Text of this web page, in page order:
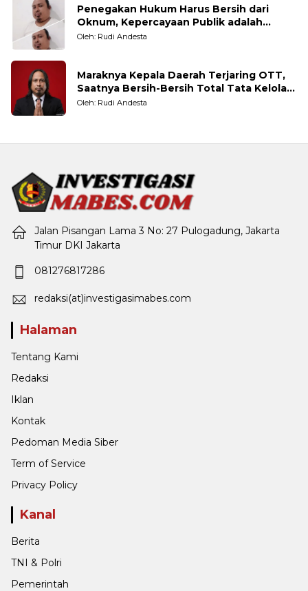
Penegakan Hukum Harus Bersih dari
Oknum, Kepercayaan Publik adalah
Taruhannya
Oleh: Rudi Andesta
Maraknya Kepala Daerah Terjaring OTT,
Saatnya Bersih-Bersih Total Tata Kelola
Pemerintahan
Oleh: Rudi Andesta
Jalan Pisangan Lama 3 No: 27 Pulogadung, Jakarta
Timur DKI Jakarta
081276817286
redaksi(at)investigasimabes.com
Halaman
Tentang Kami
Redaksi
Iklan
Kontak
Pedoman Media Siber
Term of Service
Privacy Policy
Kanal
Berita
TNI & Polri
Pemerintah